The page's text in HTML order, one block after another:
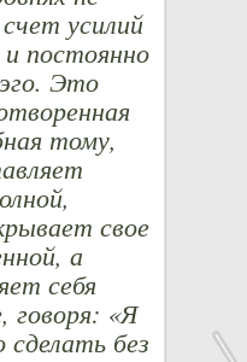
усилий
постоянно
Это
тому,
свое
а
себя
говоря: «Я
без